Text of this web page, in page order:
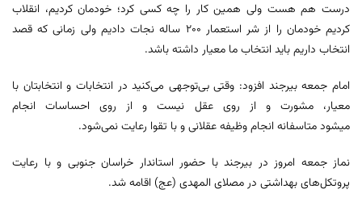
درست هم هست ولی همین کار را چه کسی کرد؛ خودمان کردیم، انقلاب
کردیم خودمان را از شر استعمار ۲۰۰ ساله نجات دادیم ولی زمانی که قصد
انتخاب داریم باید انتخاب ما معیار داشته باشد.
امام جمعه بیرجند افزود: وقتی بی‌توجهی می‌کنید در انتخابات و انتخابتان با
معیار، مشورت و از روی عقل نیست و از روی احساسات انجام
می‎شود متاسفانه انجام وظیفه عقلانی و با تقوا رعایت نمی‌شود.
نماز جمعه امروز در بیرجند با حضور استاندار خراسان جنوبی و با رعایت
پروتکل‌های بهداشتی در مصلای المهدی (عج) اقامه شد.